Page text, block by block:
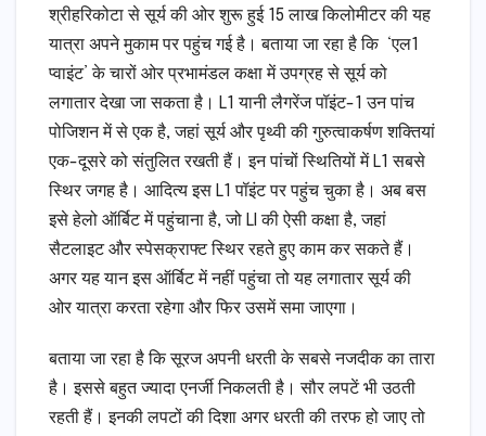
श्रीहरिकोटा से सूर्य की ओर शुरू हुई 15 लाख किलोमीटर की यह
यात्रा अपने मुकाम पर पहुंच गई है। बताया जा रहा है कि ‘एल1
प्वाइंट’ के चारों ओर प्रभामंडल कक्षा में उपग्रह से सूर्य को
लगातार देखा जा सकता है। L1 यानी लैगरेंज पॉइंट-1 उन पांच
पोजिशन में से एक है, जहां सूर्य और पृथ्वी की गुरुत्वाकर्षण शक्तियां
एक-दूसरे को संतुलित रखती हैं। इन पांचों स्थितियों में L1 सबसे
स्थिर जगह है। आदित्य इस L1 पॉइंट पर पहुंच चुका है। अब बस
इसे हेलो ऑर्बिट में पहुंचाना है, जो LI की ऐसी कक्षा है, जहां
सैटलाइट और स्पेसक्राफ्ट स्थिर रहते हुए काम कर सकते हैं।
अगर यह यान इस ऑर्बिट में नहीं पहुंचा तो यह लगातार सूर्य की
ओर यात्रा करता रहेगा और फिर उसमें समा जाएगा।
बताया जा रहा है कि सूरज अपनी धरती के सबसे नजदीक का तारा
है। इससे बहुत ज्यादा एनर्जी निकलती है। सौर लपटें भी उठती
रहती हैं। इनकी लपटों की दिशा अगर धरती की तरफ हो जाए तो